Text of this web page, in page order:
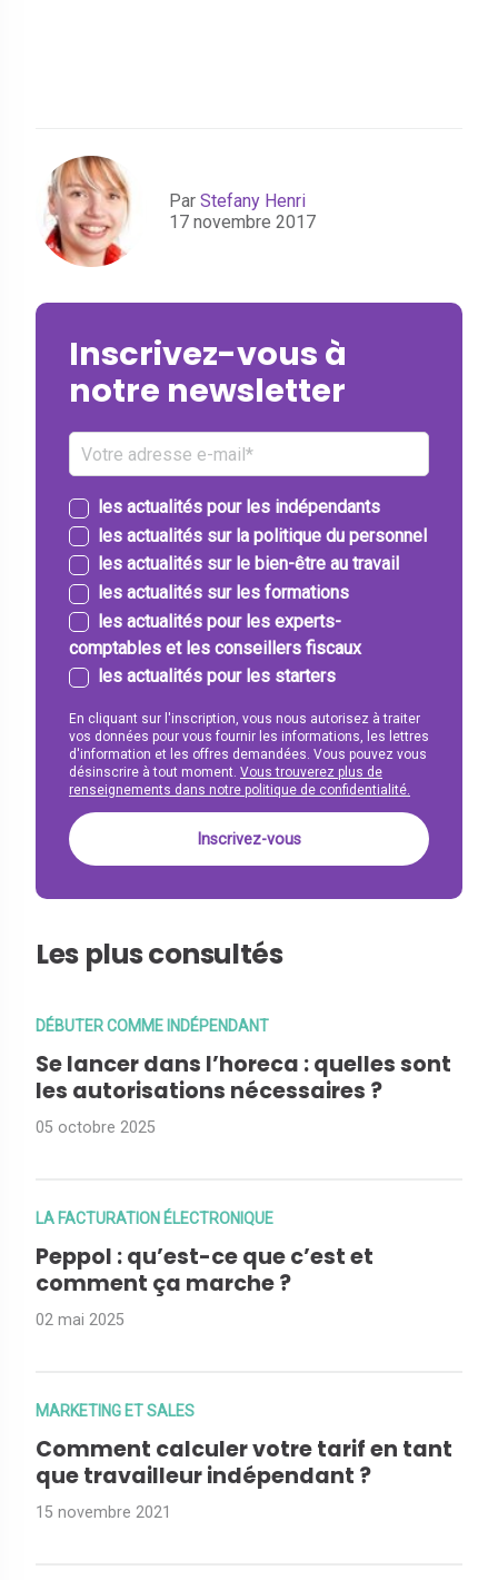
Par Stefany Henri
17 novembre 2017
Inscrivez-vous à
notre newsletter
les actualités pour les indépendants
les actualités sur la politique du personnel
les actualités sur le bien-être au travail
les actualités sur les formations
les actualités pour les experts-
comptables et les conseillers fiscaux
les actualités pour les starters
En cliquant sur l'inscription, vous nous autorisez à traiter
vos données pour vous fournir les informations, les lettres
d'information et les offres demandées. Vous pouvez vous
désinscrire à tout moment. Vous trouverez plus de
renseignements dans notre politique de confidentialité.
Les plus consultés
DÉBUTER COMME INDÉPENDANT
Se lancer dans l’horeca : quelles sont
les autorisations nécessaires ?
05 octobre 2025
LA FACTURATION ÉLECTRONIQUE
Peppol : qu’est-ce que c’est et
comment ça marche ?
02 mai 2025
MARKETING ET SALES
Comment calculer votre tarif en tant
que travailleur indépendant ?
15 novembre 2021